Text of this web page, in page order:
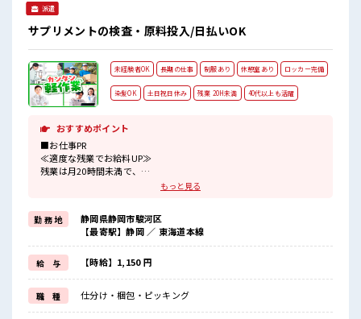
数活躍中の職場≫
派遣
サプリメントの検査・原料投入/日払いOK
未経験者OK 長期の仕事 制服あり 休憩室あり ロッカー完備
染髪OK 土日祝日休み 残業 20H未満 40代以上も活躍
おすすめポイント
■お仕事PR
≪適度な残業でお給料UP≫
残業は月20時間未満で、
週末は家族や友人と一緒にプライベート満喫！
≪ヘアカラーOKで自由な雰囲気の職場≫
明るすぎたり奇抜でなければ基本的に自由！
(規定有)制服があると毎日の服選びに悩まずOK♪
≪未経験の方も大カンゲイ≫
新しいことにチャレンジするのは不安だけど、
しっかり働く環境が整っています！
イチからスキルUP・ステップUP目指していきましょう！
もっと見る
勤 務 地
静岡県静岡市駿河区
【最寄駅】静岡 ／ 東海道本線
給 与 【時給】1,150 円
職 種 仕分け・梱包・ピッキング